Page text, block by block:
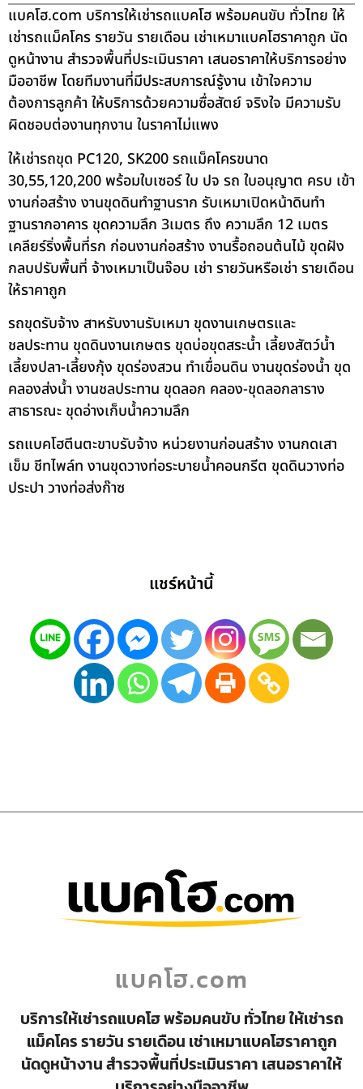
แบคโฮ.com บริการให้เช่ารถแบคโฮ พร้อมคนขับ ทั่วไทย ให้
เช่ารถแม็คโคร รายวัน รายเดือน เช่าเหมาแบคโฮราคาถูก นัด
ดูหน้างาน สำรวจพื้นที่ประเมินราคา เสนอราคาให้บริการอย่าง
มืออาชีพ โดยทีมงานที่มีประสบการณ์รู้งาน เข้าใจความ
ต้องการลูกค้า ให้บริการด้วยความซื่อสัตย์ จริงใจ มีความรับ
ผิดชอบต่องานทุกงาน ในราคาไม่แพง
ให้เช่ารถขุด PC120, SK200 รถแม็คโครขนาด
30,55,120,200 พร้อมใบเซอร์ ใบ ปจ รถ ใบอนุญาต ครบ เข้า
งานก่อสร้าง งานขุดดินทำฐานราก รับเหมาเปิดหน้าดินทำ
ฐานรากอาคาร ขุดความลึก 3เมตร ถึง ความลึก 12 เมตร
เคลียร์ริ่งพื้นที่รก ก่อนงานก่อสร้าง งานรื้อถอนต้นไม้ ขุดฝัง
กลบปรับพื้นที่ จ้างเหมาเป็นจ๊อบ เช่า รายวันหรือเช่า รายเดือน
ให้ราคาถูก
รถขุดรับจ้าง สาหรับงานรับเหมา ขุดงานเกษตรและ
ชลประทาน ขุดดินงานเกษตร ขุดบ่อขุดสระน้ำ เลี้ยงสัตว์น้ำ
เลี้ยงปลา-เลี้ยงกุ้ง ขุดร่องสวน ทำเขื่อนดิน งานขุดร่องน้ำ ขุด
คลองส่งน้ำ งานชลประทาน ขุดลอก คลอง-ขุดลอกลาราง
สาธารณะ ขุดอ่างเก็บน้ำความลึก
รถแบคโฮตีนตะขาบรับจ้าง หน่วยงานก่อนสร้าง งานกดเสา
เข็ม ชีทไพล์ท งานขุดวางท่อระบายน้ำคอนกรีต ขุดดินวางท่อ
ประปา วางท่อส่งก๊าซ
แชร์หน้านี้
แบคโฮ.com
บริการให้เช่ารถแบคโฮ พร้อมคนขับ ทั่วไทย ให้เช่ารถ
แม็คโคร รายวัน รายเดือน เช่าเหมาแบคโฮราคาถูก
นัดดูหน้างาน สำรวจพื้นที่ประเมินราคา เสนอราคาให้